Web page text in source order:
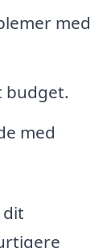
med
budget.
med
dit